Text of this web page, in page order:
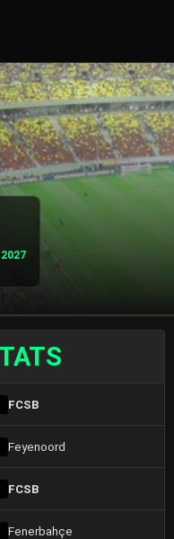
FCSB
Feyenoord
FCSB
Fenerbahçe